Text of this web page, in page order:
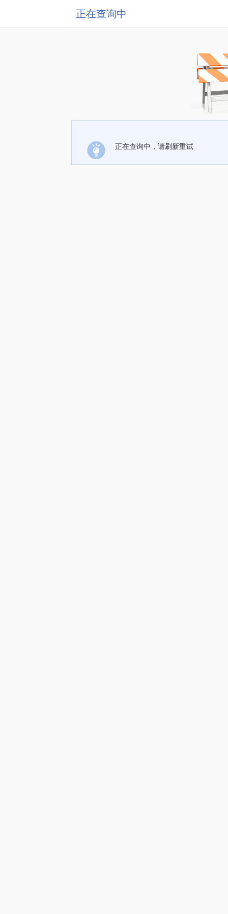
正在查询中
正在查询中，请刷新重试